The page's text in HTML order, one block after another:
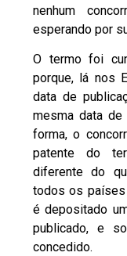
nenhum
esperando por
O termo foi
porque, lá nos
data de
mesma data de
forma, o
patente do
diferente do
todos os países
é depositado
publicado, e
concedido.